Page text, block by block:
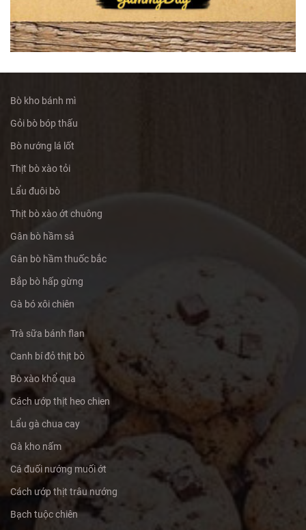
Bò kho bánh mì
Gỏi bò bóp thấu
Bò nướng lá lốt
Thịt bò xào tỏi
Lẩu đuôi bò
Thịt bò xào ớt chuông
Gân bò hầm sả
Gân bò hầm thuốc bắc
Bắp bò hấp gừng
Gà bó xôi chiên
Trà sữa bánh flan
Canh bí đỏ thịt bò
Bò xào khổ qua
Cách ướp thịt heo chien
Lẩu gà chua cay
Gà kho nấm
Cá đuối nướng muối ớt
Cách ướp thịt trâu nướng
Bạch tuộc chiên